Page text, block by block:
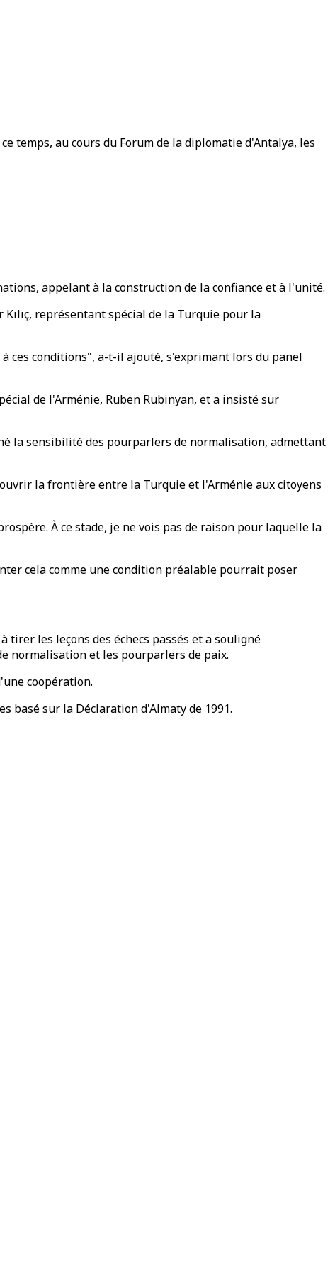
temps, au cours du Forum de la diplomatie d'Antalya, les
appelant à la construction de la confiance et à l'unité.
représentant spécial de la Turquie pour la
ces conditions", a-t-il ajouté, s'exprimant lors du panel
de l'Arménie, Ruben Rubinyan, et a insisté sur
la sensibilité des pourparlers de normalisation, admettant
la frontière entre la Turquie et l'Arménie aux citoyens
À ce stade, je ne vois pas de raison pour laquelle la
cela comme une condition préalable pourrait poser
les leçons des échecs passés et a souligné
normalisation et les pourparlers de paix.
coopération.
basé sur la Déclaration d'Almaty de 1991.